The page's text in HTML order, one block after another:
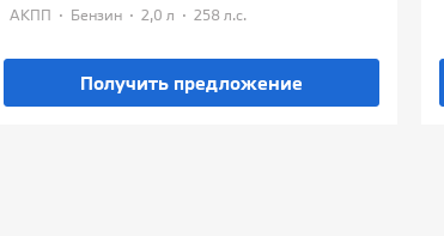
АКПП · Бензин · 2,0 л · 258 л.с.
Получить предложение